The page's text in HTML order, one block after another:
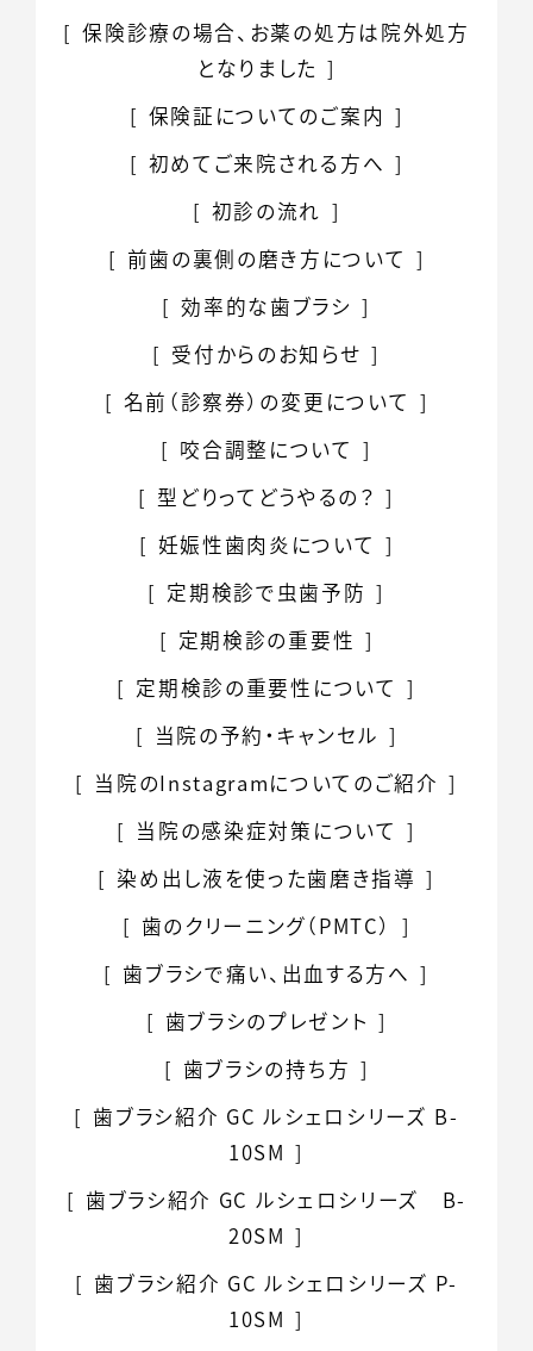
保険診療の場合、お薬の処方は院外処方
となりました
保険証についてのご案内
初めて ご来院される方へ
初診の流れ
前歯の裏側の磨き方について
効率的な歯ブラシ
受付からのお知らせ
名前（診察券）の変更について
咬合調整について
型どりってどうやるの？
妊娠性歯肉炎について
定期検診で虫歯予防
定期検診の重要性
定期検診の重要性について
当院の予約・キャンセル
当院のInstagramについてのご紹介
当院の感染症対策について
染め出し液を使った歯磨き指導
歯のクリーニング（PMTC）
歯ブラシで痛い、 出血する方へ
歯ブラシのプレゼント
歯ブラシの持ち方
歯ブラシ紹介 GC ルシェロ シリーズ B-
10SM
歯ブラシ紹介 GC ルシェロ シリーズ B-
20SM
歯ブラシ紹介 GC ルシェロ シリーズ P-
10SM